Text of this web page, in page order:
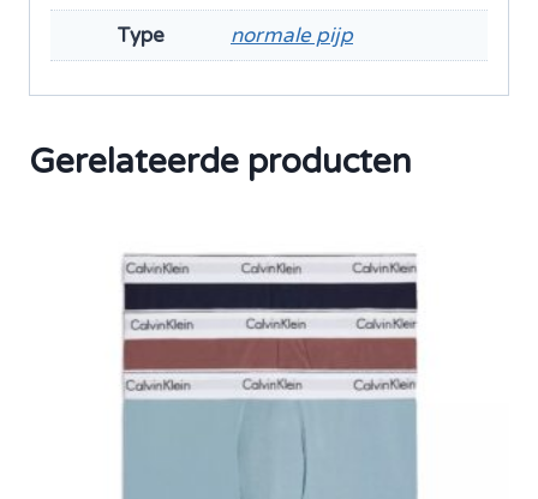
Type
normale pijp
Gerelateerde producten